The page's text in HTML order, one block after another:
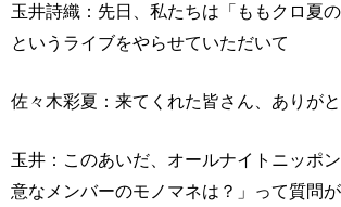
玉井詩織：先日、私たちは「ももクロ夏の
というライブをやらせていただいて
佐々木彩夏：来てくれた皆さん、ありが
玉井：このあいだ、オールナイトニッポ
意なメンバーのモノマネは？」って質問が